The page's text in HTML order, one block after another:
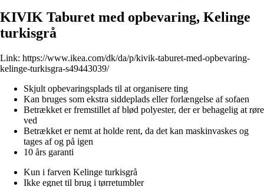
KIVIK Taburet med opbevaring, Kelinge
turkisgrå
Link: https://www.ikea.com/dk/da/p/kivik-taburet-med-opbevaring-
kelinge-turkisgra-s49443039/
Skjult opbevaringsplads til at organisere ting
Kan bruges som ekstra siddeplads eller forlængelse af sofaen
Betrækket er fremstillet af blød polyester, der er behagelig at røre
ved
Betrækket er nemt at holde rent, da det kan maskinvaskes og
tages af og på igen
10 års garanti
Kun i farven Kelinge turkisgrå
Ikke egnet til brug i tørretumbler